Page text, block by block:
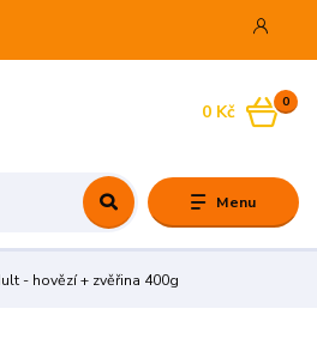
Menu
0
0 Kč
- hovězí + zvěřina 400g